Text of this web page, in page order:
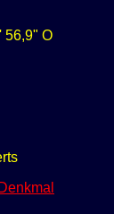
56,9" O